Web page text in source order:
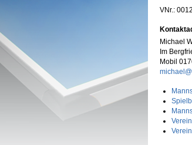
VNr.:
Michael
Im
Mobil